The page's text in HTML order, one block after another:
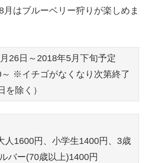
はブルーベリー狩りが楽しめま
26日～2018年5月下旬予定
※イチゴがなくなり次第終了
を除く）
人1600円、小学生1400円、3歳
バー(70歳以上)1400円